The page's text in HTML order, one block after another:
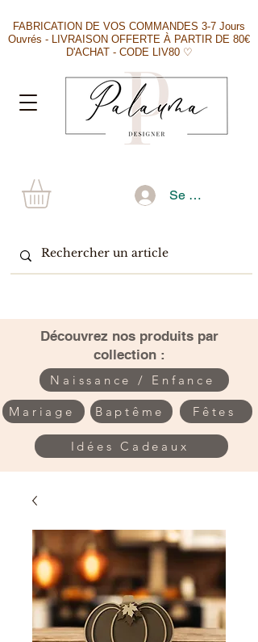
FABRICATION DE VOS COMMANDES 3-7 Jours
Ouvrés - LIVRAISON OFFERTE À PARTIR DE 80€
D'ACHAT - CODE LIV80 ♡
Se connecter
​Découvrez nos produits par
collection :
Naissance / Enfance
Mariage Baptême Fêtes
Idées Cadeaux